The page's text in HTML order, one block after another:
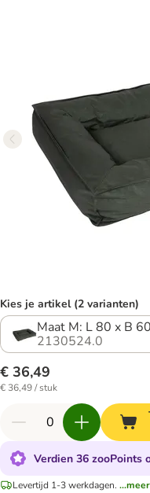
Kies je artikel (2 varianten)
Maat M: L 80 x B
2130524.0
€ 36,49
€ 36,49 / stuk
Verdien 36 zooPoints
Levertijd 1-3 werkdagen. ...meer